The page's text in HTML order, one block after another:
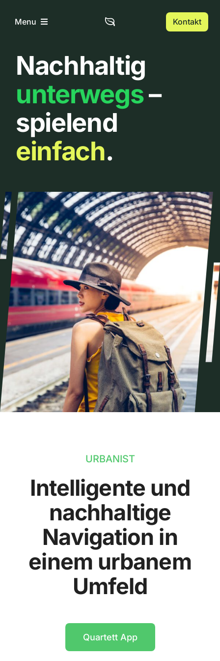
InhaltMenu
Home
Über uns
Urbanlist
Kontakt
Nachhaltig
unterwegs–
spielend
einfach.
URBANIST
Intelligente und
nachhaltige
Navigation in
einem urbanem
Umfeld
Quartett App